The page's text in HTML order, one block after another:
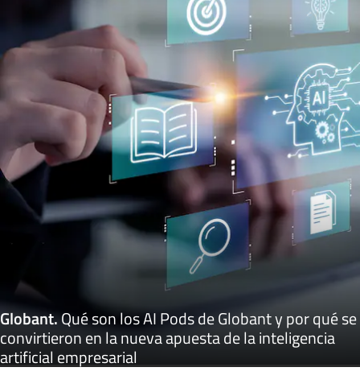
Globant.Qué son los AI Pods de Globant y por qué se
convirtieron en la nueva apuesta de la inteligencia
artificial empresarial